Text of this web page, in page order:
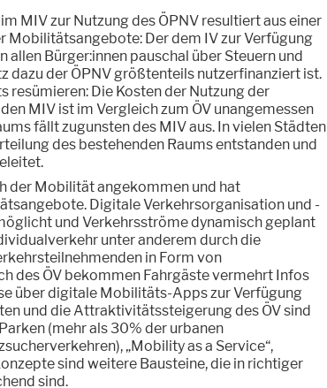
MIV zur Nutzung des ÖPNV resultiert aus einer
Der dem IV zur Verfügung
Bürger:innen pauschal über Steuern und
dazu der ÖPNV größtenteils nutzerfinanziert ist.
resümieren: Die Kosten der Nutzung der
MIV ist im Vergleich zum ÖV unangemessen
fällt zugunsten des MIV aus. In vielen Städten
des bestehenden Raums entstanden und
der Mobilität angekommen und hat
Digitale Verkehrsorganisation und -
und Verkehrsströme dynamisch geplant
unter anderem durch die
in Form von
des ÖV bekommen Fahrgäste vermehrt Infos
über digitale Mobilitäts-Apps zur Verfügung
und die Attraktivitätssteigerung des ÖV sind
(mehr als 30% der urbanen
„Mobility as a Service“,
sind weitere Bausteine, die in richtiger
sind.